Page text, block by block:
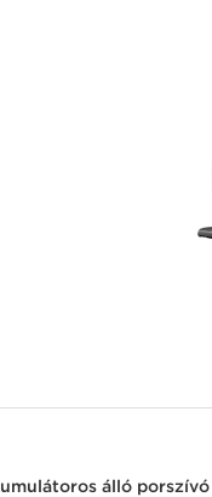
álló porszívó